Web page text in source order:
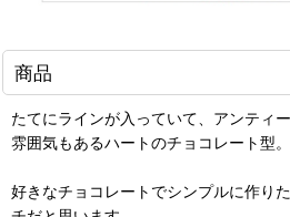
商品
たてにラインが入っていて、アンティ
雰囲気もあるハートのチョコレート型。
好きなチョコレートでシンプルに作り